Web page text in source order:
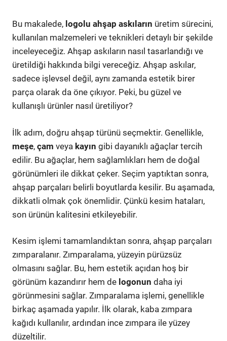
Bu makalede, logolu ahşap askıların üretim sürecini,
kullanılan malzemeleri ve teknikleri detaylı bir şekilde
inceleyeceğiz. Ahşap askıların nasıl tasarlandığı ve
üretildiği hakkında bilgi vereceğiz. Ahşap askılar,
sadece işlevsel değil, aynı zamanda estetik birer
parça olarak da öne çıkıyor. Peki, bu güzel ve
kullanışlı ürünler nasıl üretiliyor?
İlk adım, doğru ahşap türünü seçmektir. Genellikle,
meşe, çam veya kayın gibi dayanıklı ağaçlar tercih
edilir. Bu ağaçlar, hem sağlamlıkları hem de doğal
görünümleri ile dikkat çeker. Seçim yaptıktan sonra,
ahşap parçaları belirli boyutlarda kesilir. Bu aşamada,
dikkatli olmak çok önemlidir. Çünkü kesim hataları,
son ürünün kalitesini etkileyebilir.
Kesim işlemi tamamlandıktan sonra, ahşap parçaları
zımparalanır. Zımparalama, yüzeyin pürüzsüz
olmasını sağlar. Bu, hem estetik açıdan hoş bir
görünüm kazandırır hem de logonun daha iyi
görünmesini sağlar. Zımparalama işlemi, genellikle
birkaç aşamada yapılır. İlk olarak, kaba zımpara
kağıdı kullanılır, ardından ince zımpara ile yüzey
düzeltilir.